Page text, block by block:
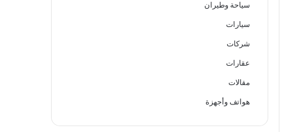
سياحة وطيران
سيارات
شركات
عقارات
مقالات
هواتف وأجهزة